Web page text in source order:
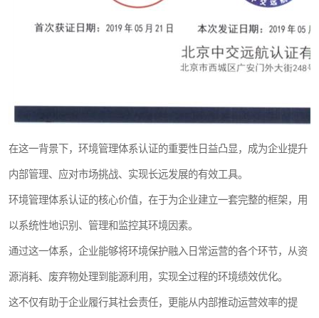
在这一背景下，环境管理体系认证的重要性日益凸显，成为企业提升
内部管理、应对市场挑战、实现长远发展的有效工具。
环境管理体系认证的核心价值，在于为企业建立一套完整的框架，用
以系统性地识别、管理和监控其环境因素。
通过这一体系，企业能够将环境保护融入日常运营的各个环节，从资
源消耗、废弃物处理到能源利用，实现全过程的环境绩效优化。
这不仅有助于企业履行其社会责任，更能从内部推动运营效率的提